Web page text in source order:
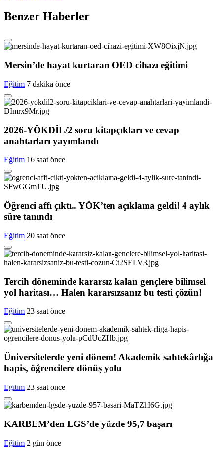
Benzer Haberler
Mersin’de hayat kurtaran OED cihazı eğitimi
Eğitim 7 dakika önce
2026-YÖKDİL/2 soru kitapçıkları ve cevap
anahtarları yayımlandı
Eğitim 16 saat önce
Öğrenci affı çıktı.. YÖK’ten açıklama geldi! 4 aylık
süre tanındı
Eğitim 20 saat önce
Tercih döneminde kararsız kalan gençlere bilimsel
yol haritası… Halen kararsızsanız bu testi çözün!
Eğitim 23 saat önce
Üniversitelerde yeni dönem! Akademik sahtekârlığa
hapis, öğrencilere dönüş yolu
Eğitim 23 saat önce
KARBEM’den LGS’de yüzde 95,7 başarı
Eğitim 2 gün önce